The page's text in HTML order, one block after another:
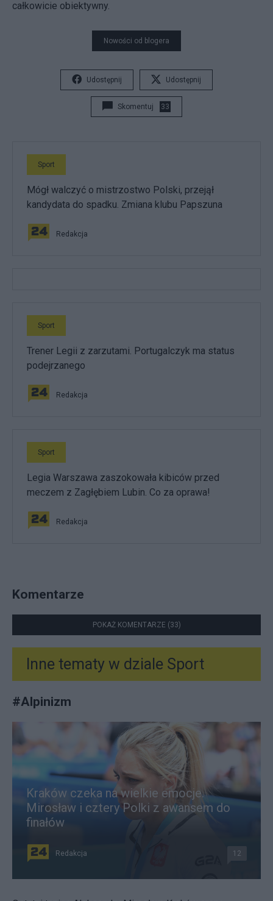
całkowicie obiektywny.
Nowości od blogera
Udostępnij Udostępnij
Skomentuj 33
Sport
Mógł walczyć o mistrzostwo Polski, przejął
kandydata do spadku. Zmiana klubu Papszuna
Redakcja
Sport
Trener Legii z zarzutami. Portugalczyk ma status
podejrzanego
Redakcja
Sport
Legia Warszawa zaszokowała kibiców przed
meczem z Zagłębiem Lubin. Co za oprawa!
Redakcja
Komentarze
POKAŻ KOMENTARZE (33)
Inne tematy w dziale Sport
#Alpinizm
Kraków czeka na wielkie emocje.
Mirosław i cztery Polki z awansem do
finałów
Redakcja 12